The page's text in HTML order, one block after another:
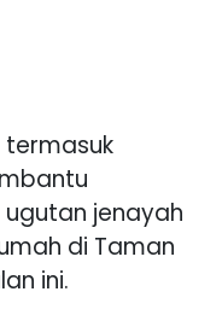
termasuk
jenayah
di Taman
ini.